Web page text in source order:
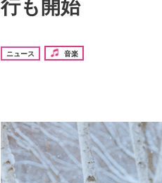
ニュース 音楽